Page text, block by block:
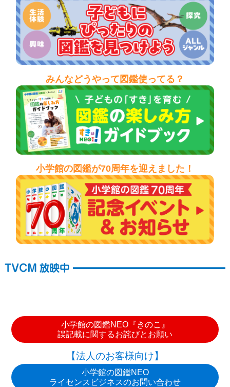
みんなどうやって図鑑使ってる？
小学館の図鑑が70周年を迎えました！
小学館の図鑑NEO『きのこ』
誤記載に関するお詫びとお願い
【法人のお客様向け】
小学館の図鑑NEO
ライセンスビジネスのお問い合わせ